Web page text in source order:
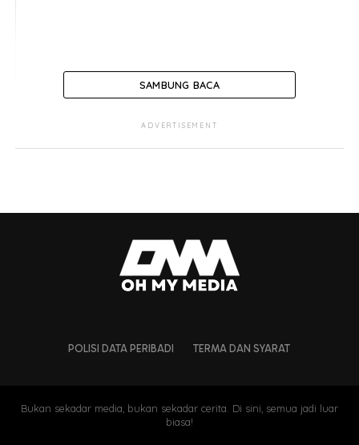
SAMBUNG BACA
ADVERTISEMENT
POLISI DATA PERIBADI TERMA DAN SYARAT
Bukan sekadar media, bukan sekadar cerita. Di sini, semua jadi luar
biasa!